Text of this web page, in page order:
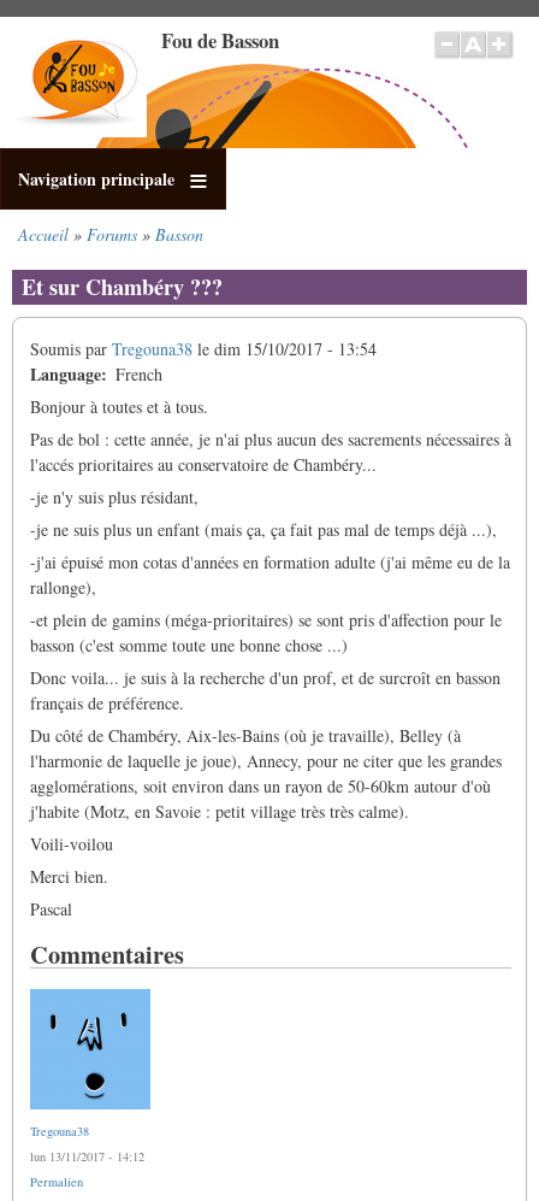
contenu
principal
Fou de Basson
Navigation principale
d'Ariane
Accueil Forums Basson
Et sur Chambéry ???
Soumis par Tregouna38 le dim 15/10/2017 - 13:54
Language
French
Bonjour à toutes et à tous.
Pas de bol : cette année, je n'ai plus aucun des sacrements nécessaires à
l'accés prioritaires au conservatoire de Chambéry...
-je n'y suis plus résidant,
-je ne suis plus un enfant (mais ça, ça fait pas mal de temps déjà ...),
-j'ai épuisé mon cotas d'années en formation adulte (j'ai même eu de la
rallonge),
-et plein de gamins (méga-prioritaires) se sont pris d'affection pour le
basson (c'est somme toute une bonne chose ...)
Donc voila... je suis à la recherche d'un prof, et de surcroît en basson
français de préférence.
Du côté de Chambéry, Aix-les-Bains (où je travaille), Belley (à
l'harmonie de laquelle je joue), Annecy, pour ne citer que les grandes
agglomérations, soit environ dans un rayon de 50-60km autour d'où
j'habite (Motz, en Savoie : petit village très très calme).
Voili-voilou
Merci bien.
Pascal
Commentaires
Tregouna38
lun 13/11/2017 - 14:12
Permalien